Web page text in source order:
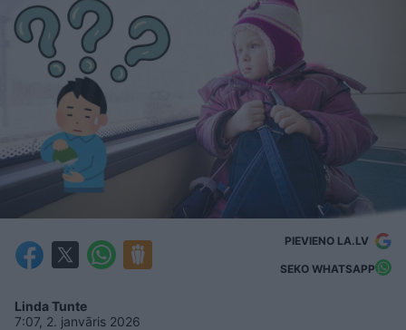
PIEVIENO LA.LV
SEKO WHATSAPP
Linda Tunte
7:07, 2. janvāris 2026